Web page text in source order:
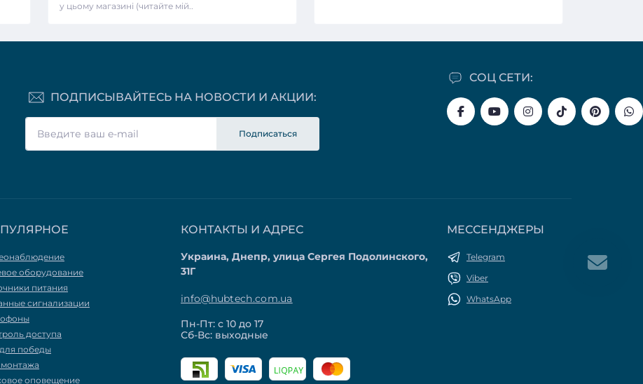
у цьому магазині (читайте мій..
СОЦ СЕТИ:
ПОДПИСЫВАЙТЕСЬ НА НОВОСТИ И АКЦИИ:
Подписаться
оборудование
питания
сигнализации
доступа
победы
оповещение
КОНТАКТЫ И АДРЕС
Украина, Днепр, улица Сергея Подолинского,
31Г
info@hubtech.com.ua
Пн-Пт: с 10 до 17
Сб-Вс: выходные
МЕССЕНДЖЕРЫ
Telegram
Viber
WhatsApp